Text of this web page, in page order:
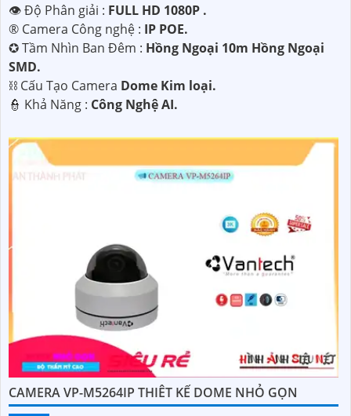
👁 Độ Phân giải : FULL HD 1080P .
®️ Camera Công nghệ : IP POE.
✪ Tầm Nhìn Ban Đêm : Hồng Ngoại 10m Hồng Ngoại
SMD.
⛓ Cấu Tạo Camera Dome Kim loại.
️👮 Khả Năng : Công Nghệ AI.
CAMERA VP-M5264IP THIÊT KẾ DOME NHỎ GỌN